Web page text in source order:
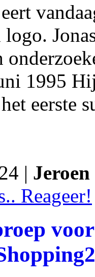
logo.
1995
eerste
|
Reageer!